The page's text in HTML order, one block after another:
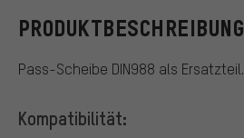
PRODUKTBESCHREIBUNG
Pass-Scheibe DIN988 als Ersatzteil.
Kompatibilität: